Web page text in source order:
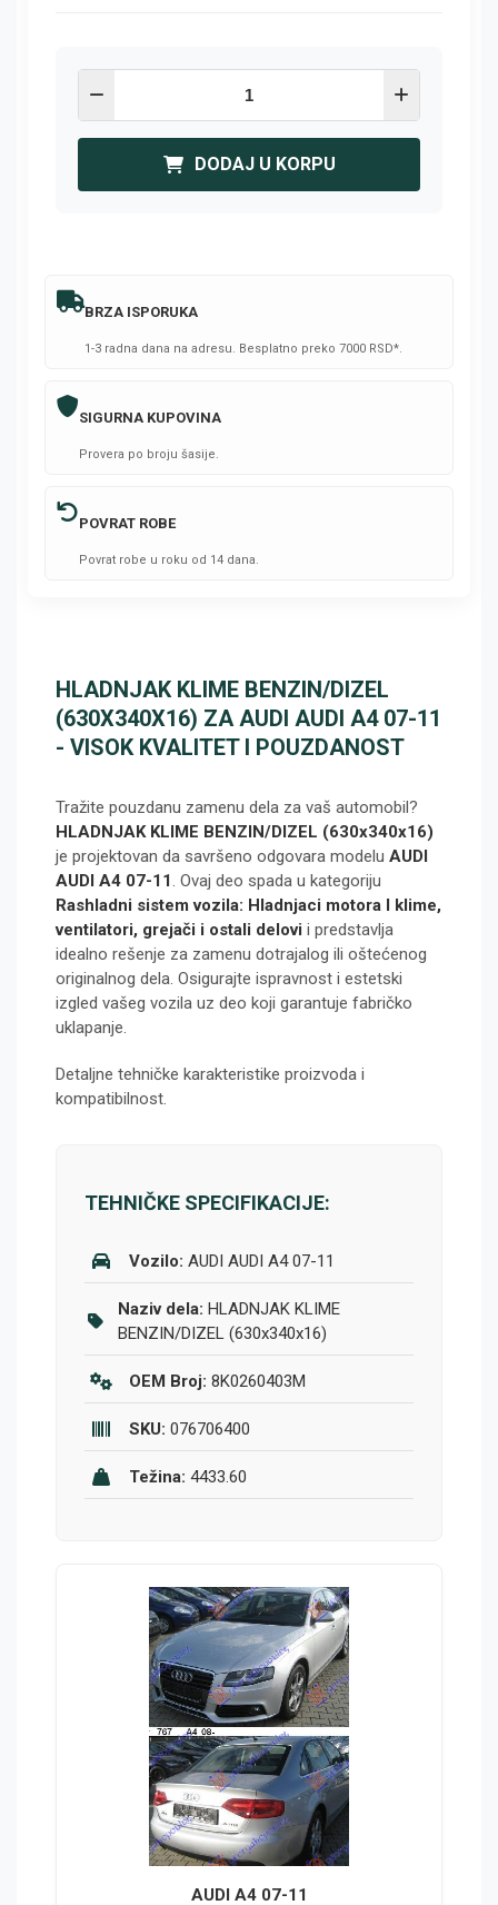
DODAJ U KORPU
BRZA ISPORUKA
1-3 radna dana na adresu. Besplatno preko 7000 RSD*.
SIGURNA KUPOVINA
Provera po broju šasije.
POVRAT ROBE
Povrat robe u roku od 14 dana.
HLADNJAK KLIME BENZIN/DIZEL
(630X340X16) ZA AUDI AUDI A4 07-11
- VISOK KVALITET I POUZDANOST
Tražite pouzdanu zamenu dela za vaš automobil?
HLADNJAK KLIME BENZIN/DIZEL (630x340x16)
je projektovan da savršeno odgovara modelu AUDI
AUDI A4 07-11. Ovaj deo spada u kategoriju
Rashladni sistem vozila: Hladnjaci motora I klime,
ventilatori, grejači i ostali delovi i predstavlja
idealno rešenje za zamenu dotrajalog ili oštećenog
originalnog dela. Osigurajte ispravnost i estetski
izgled vašeg vozila uz deo koji garantuje fabričko
uklapanje.
Detaljne tehničke karakteristike proizvoda i
kompatibilnost.
TEHNIČKE SPECIFIKACIJE:
Vozilo: AUDI AUDI A4 07-11
Naziv dela: HLADNJAK KLIME
BENZIN/DIZEL (630x340x16)
OEM Broj: 8K0260403M
SKU: 076706400
Težina: 4433.60
AUDI A4 07-11